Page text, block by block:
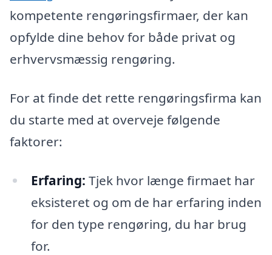
kompetente rengøringsfirmaer, der kan
opfylde dine behov for både privat og
erhvervsmæssig rengøring.
For at finde det rette rengøringsfirma kan
du starte med at overveje følgende
faktorer:
Erfaring: Tjek hvor længe firmaet har
eksisteret og om de har erfaring inden
for den type rengøring, du har brug
for.